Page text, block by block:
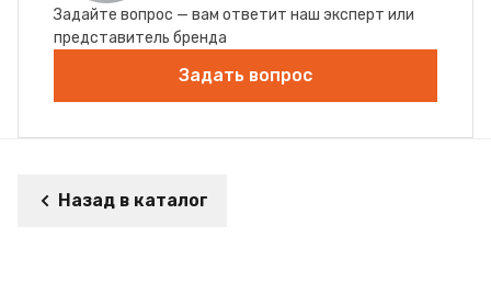
Задайте вопрос — вам ответит наш эксперт или
представитель бренда
Задать вопрос
Назад в каталог